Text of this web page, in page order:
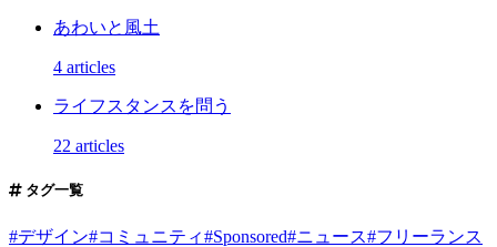
あわいと風土
4 articles
ライフスタンスを問う
22 articles
タグ一覧
#デザイン#コミュニティ#Sponsored#ニュース#フリーランス